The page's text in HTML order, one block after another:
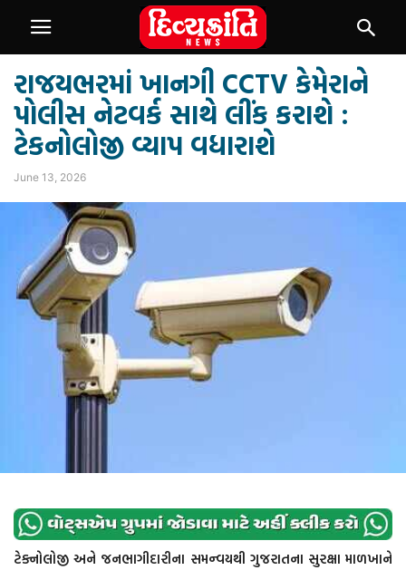
રાજયભરમાં ખાનગી CCTV કેમેરાને
પોલીસ નેટવર્ક સાથે લીંક કરાશે :
ટેકનોલોજી વ્યાપ વધારાશે
June 13, 2026
ટેક્નોલોજી અને જનભાગીદારીના સમન્વયથી ગુજરાતના સુરક્ષા માળખાને